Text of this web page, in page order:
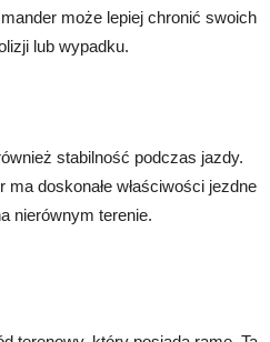
może lepiej chronić swoich
lub wypadku.
stabilność podczas jazdy.
doskonałe właściwości jezdne
nierównym terenie.